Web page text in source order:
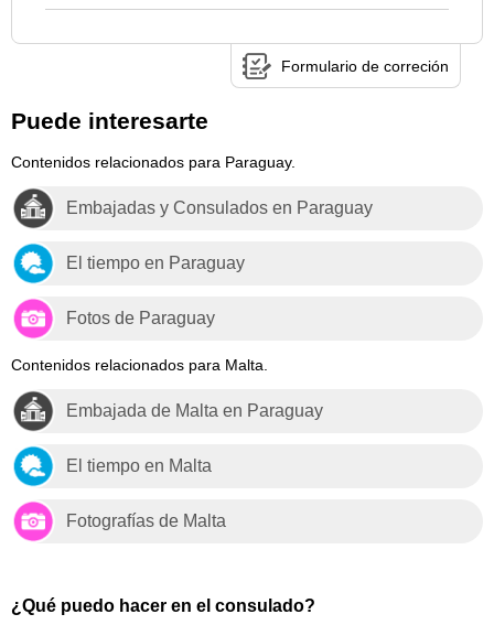
Formulario de correción
Puede interesarte
Contenidos relacionados para Paraguay.
Embajadas y Consulados en Paraguay
El tiempo en Paraguay
Fotos de Paraguay
Contenidos relacionados para Malta.
Embajada de Malta en Paraguay
El tiempo en Malta
Fotografías de Malta
¿Qué puedo hacer en el consulado?